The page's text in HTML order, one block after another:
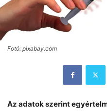
Fotó: pixabay.com
Az adatok szerint